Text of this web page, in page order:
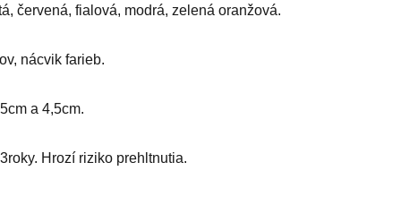
červená, fialová, modrá, zelená oranžová.
nácvik farieb.
a 4,5cm.
Hrozí riziko prehltnutia.